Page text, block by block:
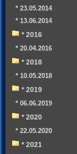
* 23.05.2014
* 13.06.2014
* 2016
* 20.04.2016
* 2018
* 10.05.2018
* 2019
* 06.06.2019
* 2020
* 22.05.2020
* 2021